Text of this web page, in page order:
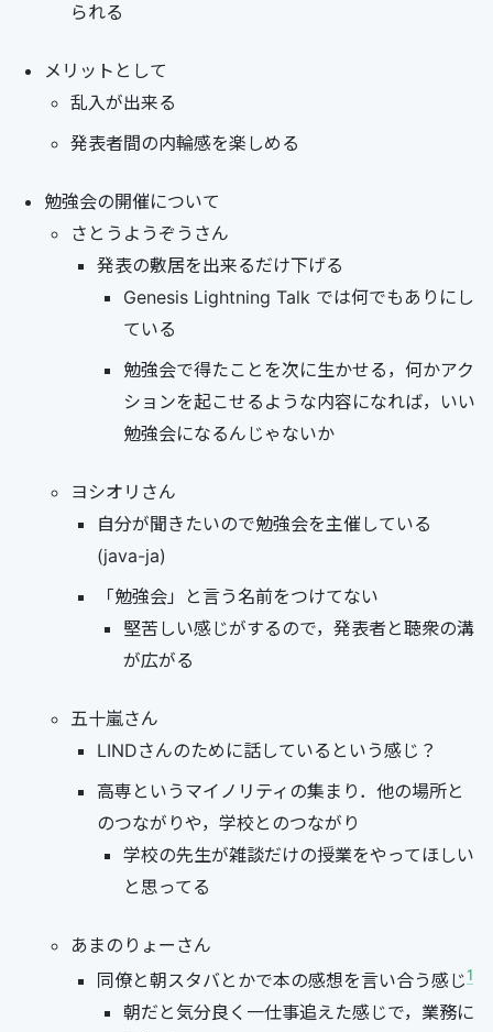
られる
メリットとして
乱入が出来る
発表者間の内輪感を楽しめる
勉強会の開催について
さとうようぞうさん
発表の敷居を出来るだけ下げる
Genesis Lightning Talk では何でもありにし
ている
勉強会で得たことを次に生かせる，何かアク
ションを起こせるような内容になれば，いい
勉強会になるんじゃないか
ヨシオリさん
自分が聞きたいので勉強会を主催している
(java-ja)
「勉強会」と言う名前をつけてない
堅苦しい感じがするので，発表者と聴衆の溝
が広がる
五十嵐さん
LINDさんのために話しているという感じ？
高専というマイノリティの集まり．他の場所と
のつながりや，学校とのつながり
学校の先生が雑談だけの授業をやってほしい
と思ってる
あまのりょーさん
同僚と朝スタバとかで本の感想を言い合う感じ1
朝だと気分良く一仕事追えた感じで，業務に